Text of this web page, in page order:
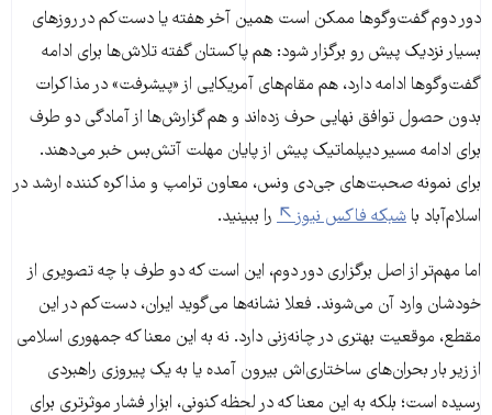
دور دوم گفت‌وگوها ممکن است همین آخر هفته یا دست‌کم در روزهای
بسیار نزدیک پیش رو برگزار شود: هم پاکستان گفته تلاش‌ها برای ادامه
گفت‌وگوها ادامه دارد، هم مقام‌های آمریکایی از «پیشرفت» در مذاکرات
بدون حصول توافق نهایی حرف زده‌اند و هم گزارش‌ها از آمادگی دو طرف
برای ادامه مسیر دیپلماتیک پیش از پایان مهلت آتش‌بس خبر می‌دهند.
برای نمونه صحبت‌های جی‌دی ونس، معاون ترامپ و مذاکره کننده ارشد در
اسلام‌آباد با شبکه فاکس نیوز را ببینید.
اما مهم‌تر از اصل برگزاری دور دوم، این است که دو طرف با چه تصویری از
خودشان وارد آن می‌شوند. فعلا نشانه‌ها می‌گوید ایران، دست‌کم در این
مقطع، موقعیت بهتری در چانه‌زنی دارد. نه به این معنا که جمهوری اسلامی
از زیر بار بحران‌های ساختاری‌اش بیرون آمده یا به یک پیروزی راهبردی
رسیده است؛ بلکه به این معنا که در لحظه کنونی، ابزار فشار موثرتری برای